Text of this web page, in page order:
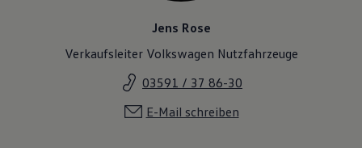
Jens Rose
Verkaufsleiter Volkswagen Nutzfahrzeuge
03591 / 37 86-30
E-Mail schreiben